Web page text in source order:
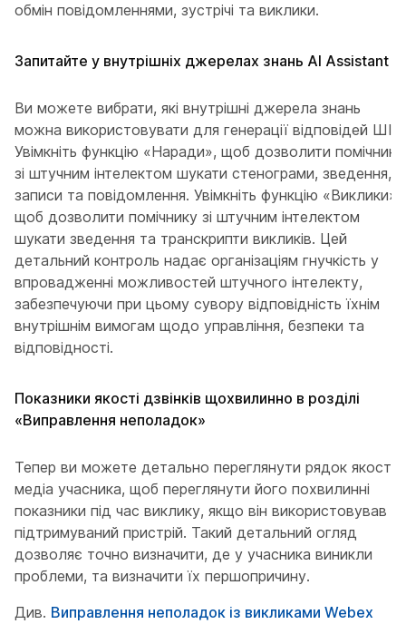
обмін повідомленнями, зустрічі та виклики.
Запитайте у внутрішніх джерелах знань AI Assistant
Ви можете вибрати, які внутрішні джерела знань
можна використовувати для генерації відповідей ШІ.
Увімкніть функцію «Наради», щоб дозволити помічнику
зі штучним інтелектом шукати стенограми, зведення,
записи та повідомлення. Увімкніть функцію «Виклики»,
щоб дозволити помічнику зі штучним інтелектом
шукати зведення та транскрипти викликів. Цей
детальний контроль надає організаціям гнучкість у
впровадженні можливостей штучного інтелекту,
забезпечуючи при цьому сувору відповідність їхнім
внутрішнім вимогам щодо управління, безпеки та
відповідності.
Показники якості дзвінків щохвилинно в розділі
«Виправлення неполадок»
Тепер ви можете детально переглянути рядок якості
медіа учасника, щоб переглянути його похвилинні
показники під час виклику, якщо він використовував
підтримуваний пристрій. Такий детальний огляд
дозволяє точно визначити, де у учасника виникли
проблеми, та визначити їх першопричину.
Див. Виправлення неполадок із викликами Webex